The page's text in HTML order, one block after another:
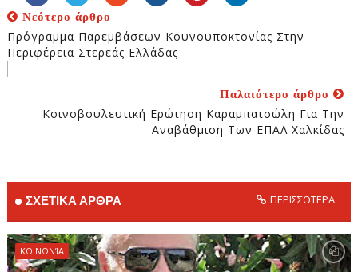
Νεότερο άρθρο
Πρόγραμμα Παρεμβάσεων Κουνουποκτονίας Στην
Περιφέρεια Στερεάς Ελλάδας
Παλαιότερο άρθρο
Κοινοβουλευτική Ερώτηση Καραμπατσώλη Για Την
Αναβάθμιση Των ΕΠΑΛ Χαλκίδας
ΣΧΕΤΙΚΑ ΑΡΘΡΑ ΠΕΡΙΣΣΟΤΕΡΑ
ΚΟΙΝΩΝΊΑ